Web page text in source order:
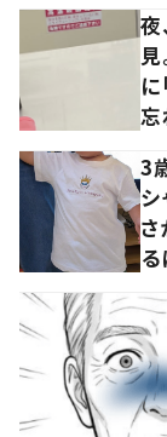
夜
見
に
忘
3
シ
る